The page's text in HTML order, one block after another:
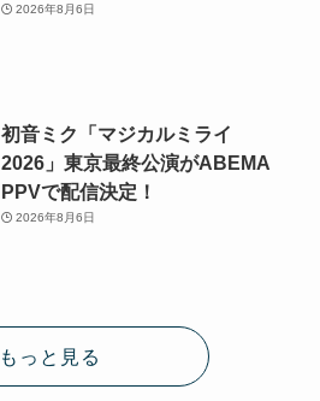
2026年8月6日
初音ミク「マジカルミライ
2026」東京最終公演がABEMA
PPVで配信決定！
2026年8月6日
もっと見る